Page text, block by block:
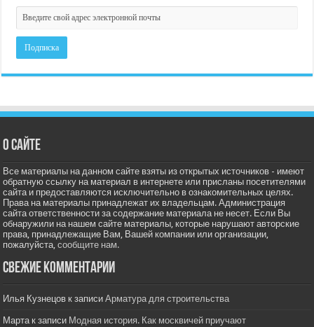
О сайте
Все материалы на данном сайте взяты из открытых источников - имеют
обратную ссылку на материал в интернете или присланы посетителями
сайта и предоставляются исключительно в ознакомительных целях.
Права на материалы принадлежат их владельцам. Администрация
сайта ответственности за содержание материала не несет. Если Вы
обнаружили на нашем сайте материалы, которые нарушают авторские
права, принадлежащие Вам, Вашей компании или организации,
пожалуйста,сообщите нам.
Свежие комментарии
Илья Кузнецов к записиАрматура для строительства
Мартак записи Модная история. Как москвичей приучают